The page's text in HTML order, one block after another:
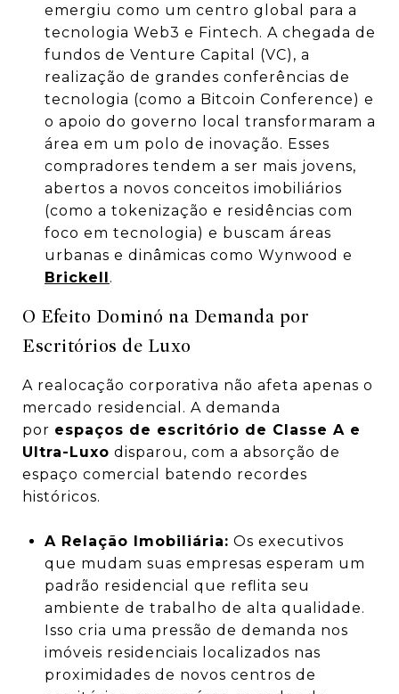
emergiu como um centro global para a
tecnologia Web3 e Fintech. A chegada de
fundos de Venture Capital (VC), a
realização de grandes conferências de
tecnologia (como a Bitcoin Conference) e
o apoio do governo local transformaram a
área em um polo de inovação. Esses
compradores tendem a ser mais jovens,
abertos a novos conceitos imobiliários
(como a tokenização e residências com
foco em tecnologia) e buscam áreas
urbanas e dinâmicas como Wynwood e
Brickell.
O Efeito Dominó na Demanda por
Escritórios de Luxo
A realocação corporativa não afeta apenas o
mercado residencial. A demanda
por espaços de escritório de Classe A e
Ultra-Luxo disparou, com a absorção de
espaço comercial batendo recordes
históricos.
A Relação Imobiliária: Os executivos
que mudam suas empresas esperam um
padrão residencial que reflita seu
ambiente de trabalho de alta qualidade.
Isso cria uma pressão de demanda nos
imóveis residenciais localizados nas
proximidades de novos centros de